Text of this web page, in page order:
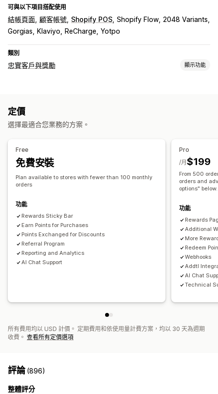
可與以下項目搭配使用
結帳頁面 顧客帳號 Shopify POS Shopify Flow 2048 Variants
Gorgias
Klaviyo ReCharge Yotpo
類別
忠實客戶與獎勵 顯示功能
自訂獎勵
定價
選擇最適合您業務的方案。
Free
免費安裝
Plan available to stores with fewer than 100 monthly
orders
功能
Rewards Sticky Bar
Earn Points for Purchases
Points Exchanged for Discounts
Referral Program
Reporting and Analytics
AI Chat Support
Pro
$199
/月
From 500
orders and
options" below.
功能
Rewards
Additional
More
Redeem
Webhooks
Addtl
AI Chat
Technical
所有費用均以 USD 計價。 定期費用和依使用量計費方案，均以 30 天為週期
收費。 查看所有定價選項
評論(896)
整體評分